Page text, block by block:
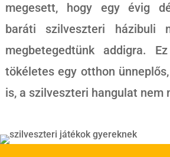
megesett, hogy egy évig
baráti szilveszteri házibuli
megbetegedtünk addigra.
tökéletes egy otthon
is, a szilveszteri hangulat nem